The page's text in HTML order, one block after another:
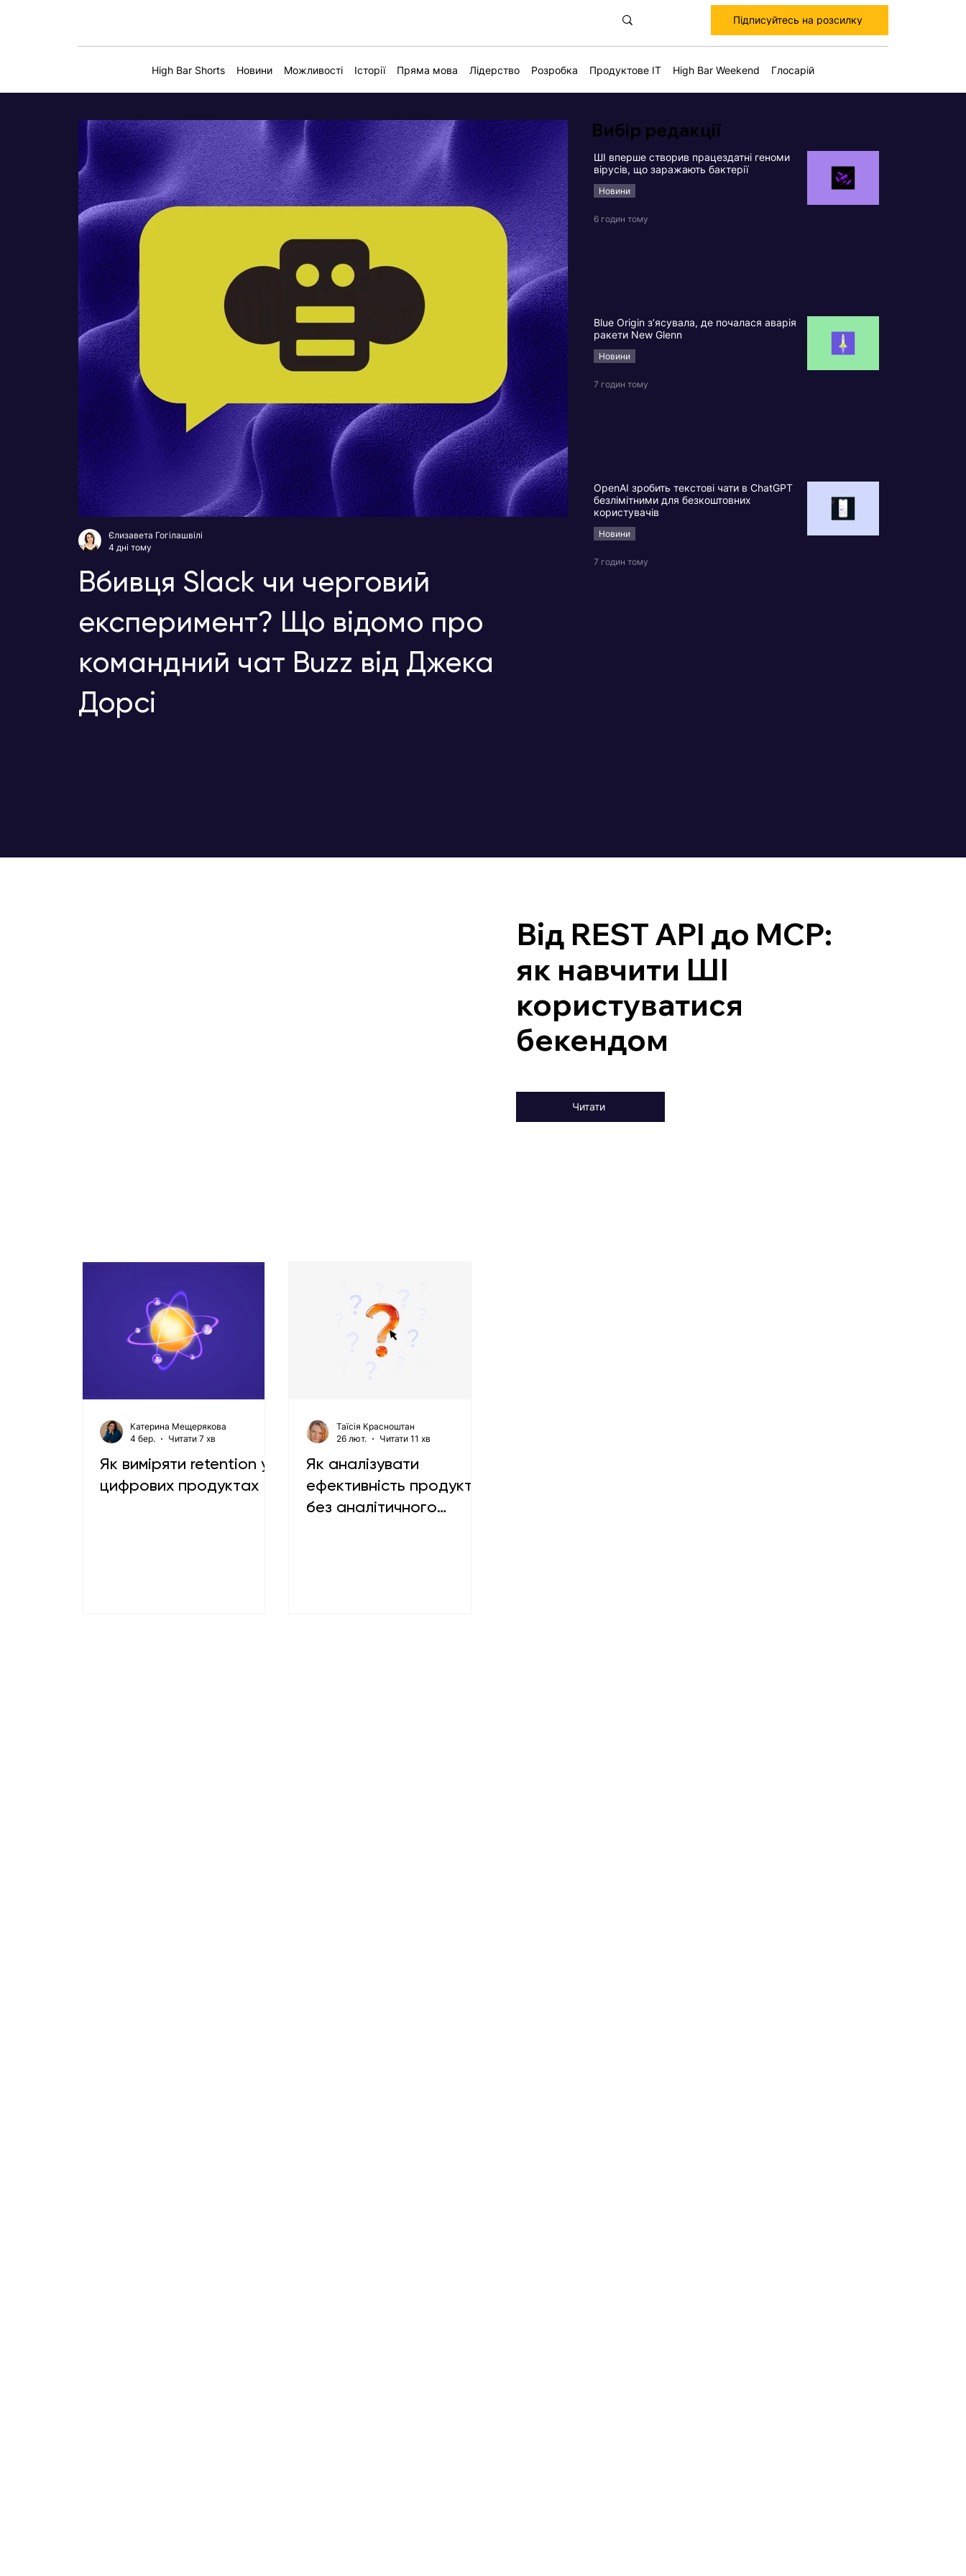
Підписуйтесь на розсилку
High Bar Shorts Новини Можливості Історії Пряма мова Лідерство Розробка Продуктове IT High Bar Weekend Глосарій
Від REST API до MCP:
як навчити ШІ
користуватися
бекендом
Читати
Як виміряти retention у
цифрових продуктах
Катерина Мещерякова
4 бер.
Читати 7 хв
Як аналізувати
ефективність продукту
без аналітичного
Таїсія Красноштан
26 лют.
Читати 11 хв
Вбивця Slack чи черговий
експеримент? Що відомо про
командний чат Buzz від Джека
Дорсі
Єлизавета Гогілашвілі
4 дні тому
Вибір редакції
ШІ вперше створив працездатні геноми
вірусів, що заражають бактерії
Новини
6 годин тому
Blue Origin з’ясувала, де почалася аварія
ракети New Glenn
Новини
7 годин тому
OpenAI зробить текстові чати в ChatGPT
безлімітними для безкоштовних
користувачів
Новини
7 годин тому